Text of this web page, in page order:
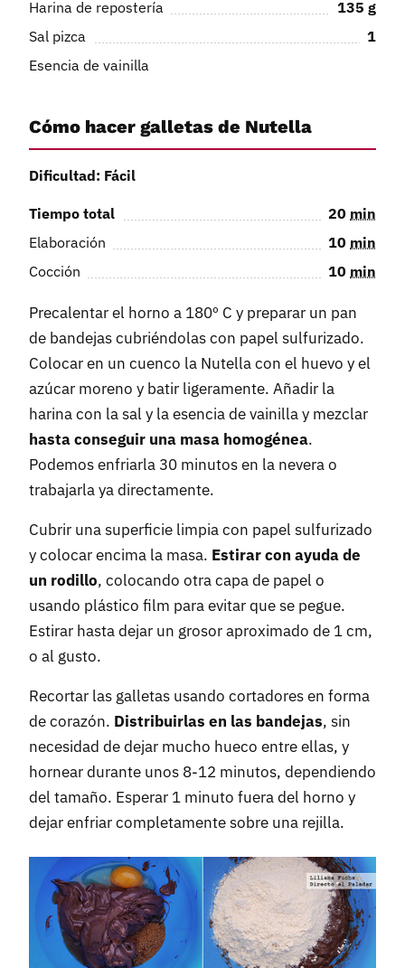
Harina de repostería 135 g
Sal pizca
1
Esencia de vainilla
Cómo hacer galletas de Nutella
Dificultad: Fácil
Tiempo total 20 min
Elaboración
10 min
Cocción
10 min
Precalentar el horno a 180º C y preparar un pan
de bandejas cubriéndolas con papel sulfurizado.
Colocar en un cuenco la Nutella con el huevo y el
azúcar moreno y batir ligeramente. Añadir la
harina con la sal y la esencia de vainilla y mezclar
hasta conseguir una masa homogénea.
Podemos enfriarla 30 minutos en la nevera o
trabajarla ya directamente.
Cubrir una superficie limpia con papel sulfurizado
y colocar encima la masa. Estirar con ayuda de
un rodillo, colocando otra capa de papel o
usando plástico film para evitar que se pegue.
Estirar hasta dejar un grosor aproximado de 1 cm,
o al gusto.
Recortar las galletas usando cortadores en forma
de corazón. Distribuirlas en las bandejas, sin
necesidad de dejar mucho hueco entre ellas, y
hornear durante unos 8-12 minutos, dependiendo
del tamaño. Esperar 1 minuto fuera del horno y
dejar enfriar completamente sobre una rejilla.